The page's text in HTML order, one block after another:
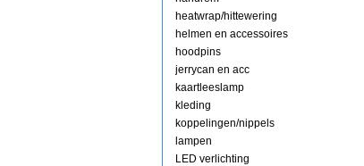
heatwrap/hittewering
helmen en accessoires
hoodpins
jerrycan en acc
kaartleeslamp
kleding
koppelingen/nippels
lampen
LED verlichting